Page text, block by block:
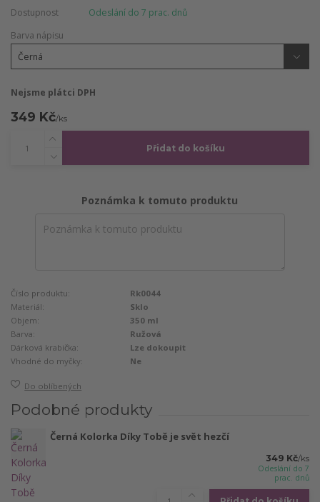
Dostupnost
Odeslání do 7 prac. dnů
Barva nápisu
Nejsme plátci DPH
349 Kč/ks
Přidat do košíku
Poznámka k tomuto produktu
Číslo produktu:
Rk0044
Materiál:
Sklo
Objem:
350 ml
Barva:
Ružová
Dárková krabička:
Lze dokoupit
Vhodné do myčky:
Ne
Do oblíbených
Podobné produkty
Černá Kolorka Díky Tobě je svět hezčí
349 Kč/ks
Odeslání do 7
prac. dnů